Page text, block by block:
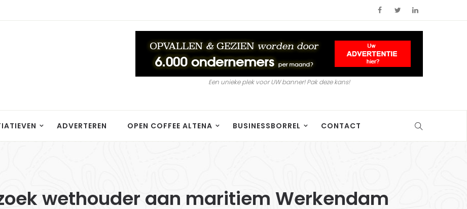
Een unieke plek voor UW banner! Pak deze kans!
ADVERTEREN OPEN COFFEE ALTENA BUSINESSBORREL CONTACT
wethouder aan maritiem Werkendam